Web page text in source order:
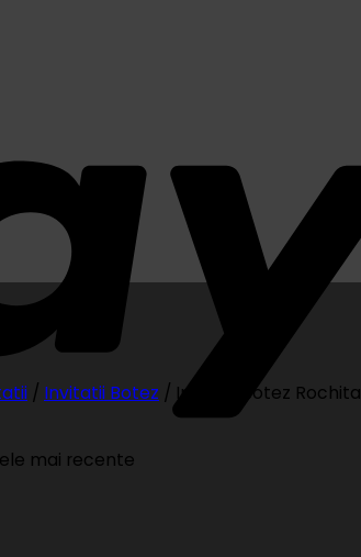
/ Invitatii Botez / Invitatii Botez Rochita
mai recente